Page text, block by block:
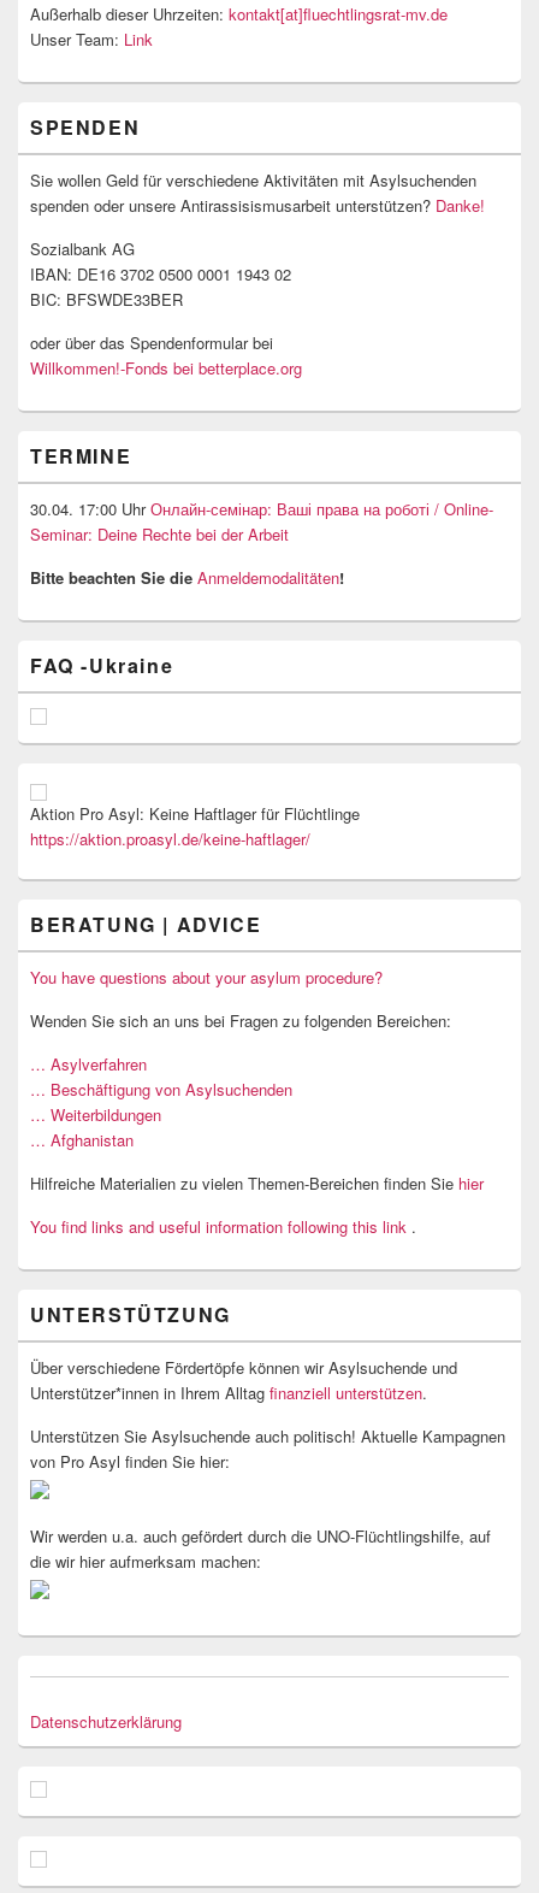
Außerhalb dieser Uhrzeiten: kontakt[at]fluechtlingsrat-mv.de
Unser Team: Link
SPENDEN
Sie wollen Geld für verschiedene Aktivitäten mit Asylsuchenden
spenden oder unsere Antirassisismusarbeit unterstützen? Danke!
Sozialbank AG
IBAN: DE16 3702 0500 0001 1943 02
BIC: BFSWDE33BER
oder über das Spendenformular bei
Willkommen!-Fonds bei betterplace.org
TERMINE
30.04. 17:00 UhrОнлайн-семінар: Ваші права на роботі / Online-
Seminar: Deine Rechte bei der Arbeit
Bitte beachten Sie die Anmeldemodalitäten!
FAQ -Ukraine
Aktion Pro Asyl: Keine Haftlager für Flüchtlinge
https://aktion.proasyl.de/keine-haftlager/
BERATUNG | ADVICE
You have questions about your asylum procedure?
Wenden Sie sich an uns bei Fragen zu folgenden Bereichen:
… Asylverfahren
… Beschäftigung von Asylsuchenden
… Weiterbildungen
… Afghanistan
Hilfreiche Materialien zu vielen Themen-Bereichen finden Sie hier
You find links and useful information following this link .
UNTERSTÜTZUNG
Über verschiedene Fördertöpfe können wir Asylsuchende und
Unterstützer*innen in Ihrem Alltag finanziell unterstützen.
Unterstützen Sie Asylsuchende auch politisch! Aktuelle Kampagnen
von Pro Asyl finden Sie hier:
Wir werden u.a. auch gefördert durch die UNO-Flüchtlingshilfe, auf
die wir hier aufmerksam machen:
Datenschutzerklärung